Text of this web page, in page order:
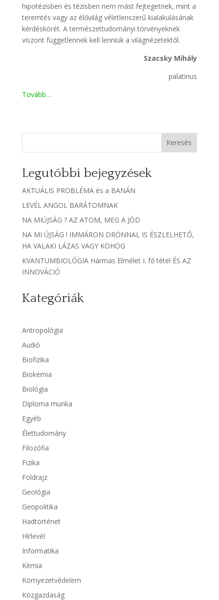
hipotézisben és tézisben nem mást fejtegetnek, mint a
teremtés vagy az élővilág véletlenszerű kialakulásának
kérdéskörét. A természettudományi törvényeknek
viszont függetlennek kell lenniük a világnézetektől.
Szacsky Mihály
palatinus
Tovább…
Keresés
Legutóbbi bejegyzések
AKTUÁLIS PROBLÉMA és a BANÁN
LEVÉL ANGOL BARÁTOMNAK
NA MIÚJSÁG ? AZ ATOM, MEG A JÓD
NA MI ÚJSÁG ! IMMÁRON DRÓNNAL IS ÉSZLELHETŐ,
HA VALAKI LÁZAS VAGY KÖHÖG
KVANTUMBIOLÓGIA Hármas Elmélet I. fő tétel ÉS AZ
INNOVÁCIÓ
Kategóriák
Antropológia
Audió
Biofizika
Biokémia
Biológia
Diploma munka
Egyéb
Élettudomány
Filozófia
Fizika
Földrajz
Geológia
Geopolitika
Hadtörténet
Hírlevél
Informatika
Kémia
Környezetvédelem
Közgazdaság